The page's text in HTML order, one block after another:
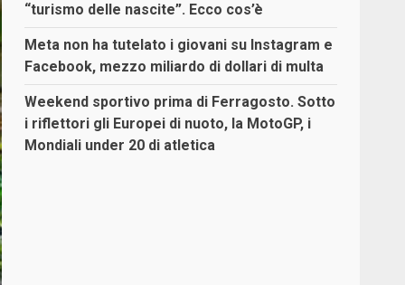
“turismo delle nascite”. Ecco cos’è
Meta non ha tutelato i giovani su Instagram e
Facebook, mezzo miliardo di dollari di multa
Weekend sportivo prima di Ferragosto. Sotto
i riflettori gli Europei di nuoto, la MotoGP, i
Mondiali under 20 di atletica